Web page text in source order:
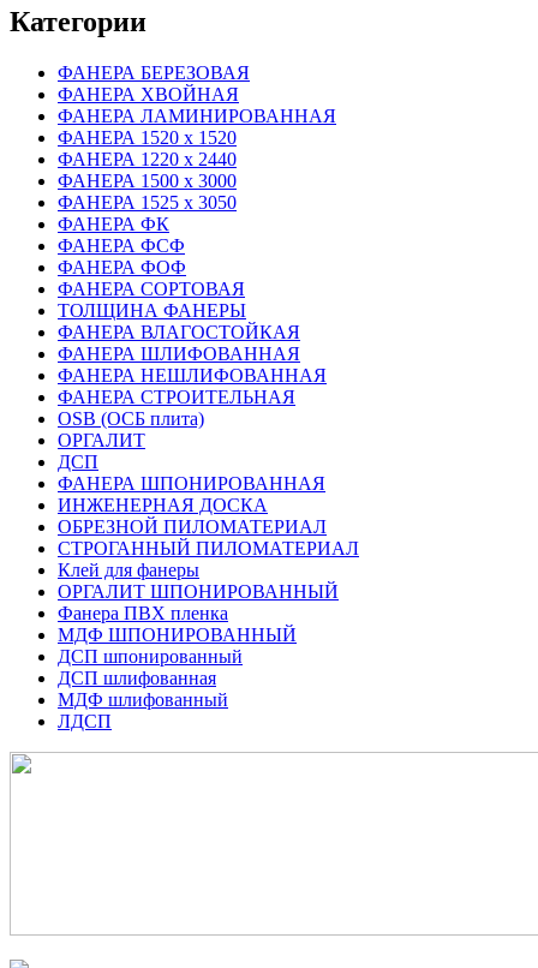
Категории
ФАНЕРА БЕРЕЗОВАЯ
ФАНЕРА ХВОЙНАЯ
ФАНЕРА ЛАМИНИРОВАННАЯ
ФАНЕРА 1520 х 1520
ФАНЕРА 1220 х 2440
ФАНЕРА 1500 х 3000
ФАНЕРА 1525 х 3050
ФАНЕРА ФК
ФАНЕРА ФСФ
ФАНЕРА ФОФ
ФАНЕРА СОРТОВАЯ
ТОЛЩИНА ФАНЕРЫ
ФАНЕРА ВЛАГОСТОЙКАЯ
ФАНЕРА ШЛИФОВАННАЯ
ФАНЕРА НЕШЛИФОВАННАЯ
ФАНЕРА СТРОИТЕЛЬНАЯ
OSB (ОСБ плита)
ОРГАЛИТ
ДСП
ФАНЕРА ШПОНИРОВАННАЯ
ИНЖЕНЕРНАЯ ДОСКА
ОБРЕЗНОЙ ПИЛОМАТЕРИАЛ
СТРОГАННЫЙ ПИЛОМАТЕРИАЛ
Клей для фанеры
ОРГАЛИТ ШПОНИРОВАННЫЙ
Фанера ПВХ пленка
МДФ ШПОНИРОВАННЫЙ
ДСП шпонированный
ДСП шлифованная
МДФ шлифованный
ЛДСП